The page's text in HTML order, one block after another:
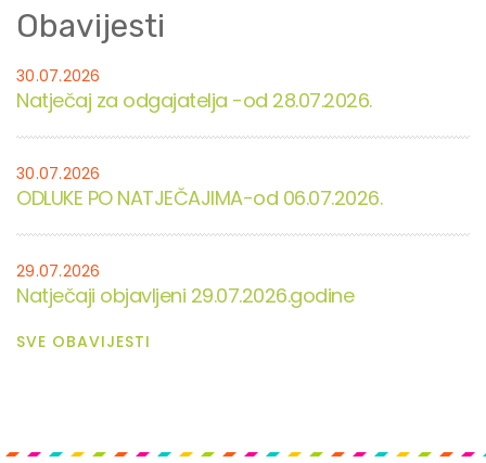
Obavijesti
30.07.2026
Natječaj za odgajatelja -od 28.07.2026.
30.07.2026
ODLUKE PO NATJEČAJIMA-od 06.07.2026.
29.07.2026
Natječaji objavljeni 29.07.2026.godine
SVE OBAVIJESTI